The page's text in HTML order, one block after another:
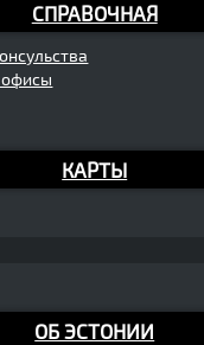
СПРАВОЧНАЯ
офисы
КАРТЫ
ОБ ЭСТОНИИ